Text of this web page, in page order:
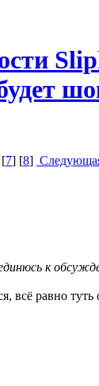
7] [8]
к
всё равно